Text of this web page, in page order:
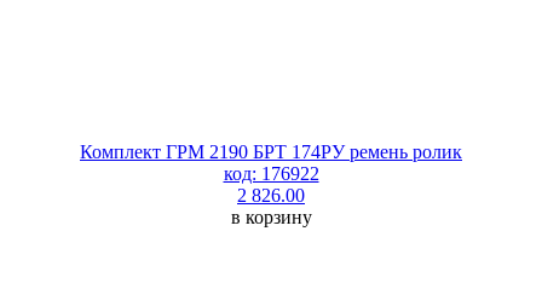
Комплект ГРМ 2190 БРТ 174РУ ремень ролик
код: 176922
2 826.00
в корзину